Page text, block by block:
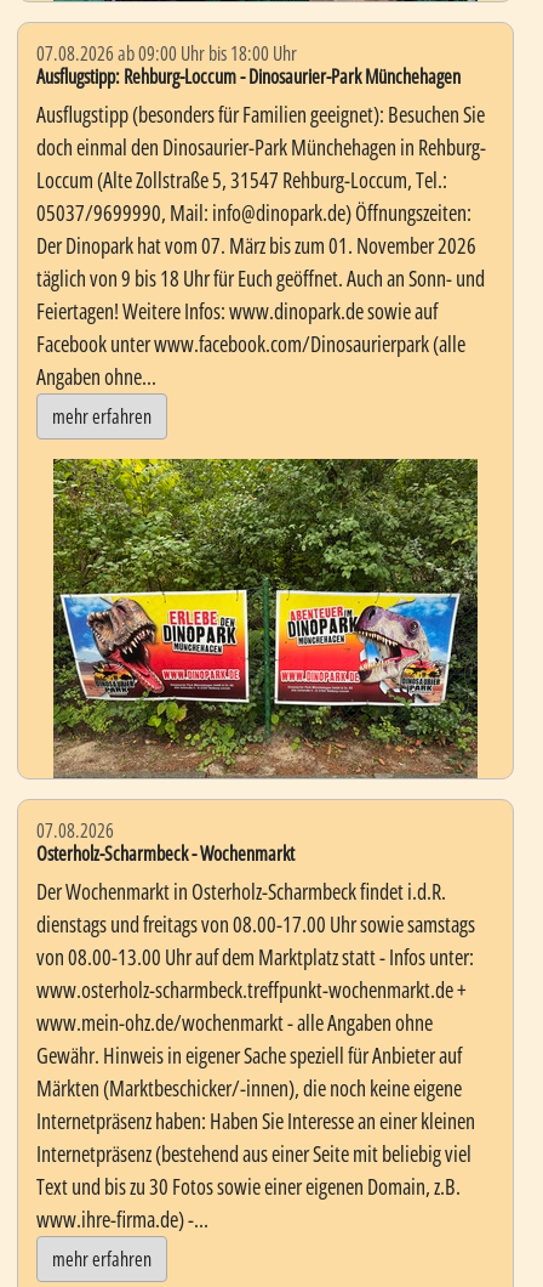
07.08.2026 ab 09:00 Uhr bis 18:00 Uhr
Ausflugstipp: Rehburg-Loccum - Dinosaurier-Park Münchehagen
Ausflugstipp (besonders für Familien geeignet): Besuchen Sie
doch einmal den Dinosaurier-Park Münchehagen in Rehburg-
Loccum (Alte Zollstraße 5, 31547 Rehburg-Loccum, Tel.:
05037/9699990, Mail: info@dinopark.de) Öffnungszeiten:
Der Dinopark hat vom 07. März bis zum 01. November 2026
täglich von 9 bis 18 Uhr für Euch geöffnet. Auch an Sonn- und
Feiertagen! Weitere Infos: www.dinopark.de sowie auf
Facebook unter www.facebook.com/Dinosaurierpark (alle
Angaben ohne...
mehr erfahren
07.08.2026
Osterholz-Scharmbeck - Wochenmarkt
Der Wochenmarkt in Osterholz-Scharmbeck findet i.d.R.
dienstags und freitags von 08.00-17.00 Uhr sowie samstags
von 08.00-13.00 Uhr auf dem Marktplatz statt - Infos unter:
www.osterholz-scharmbeck.treffpunkt-wochenmarkt.de +
www.mein-ohz.de/wochenmarkt - alle Angaben ohne
Gewähr. Hinweis in eigener Sache speziell für Anbieter auf
Märkten (Marktbeschicker/-innen), die noch keine eigene
Internetpräsenz haben: Haben Sie Interesse an einer kleinen
Internetpräsenz (bestehend aus einer Seite mit beliebig viel
Text und bis zu 30 Fotos sowie einer eigenen Domain, z.B.
www.ihre-firma.de) -...
mehr erfahren